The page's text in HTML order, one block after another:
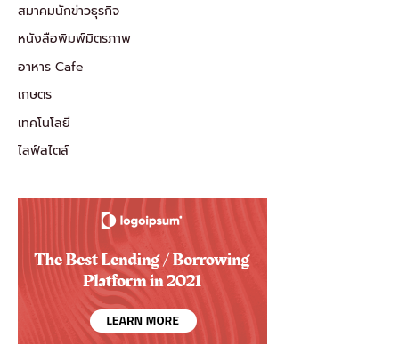
สมาคมนักข่าวธุรกิจ
หนังสือพิมพ์มิตรภาพ
อาหาร Cafe
เกษตร
เทคโนโลยี
ไลฟ์สไตส์